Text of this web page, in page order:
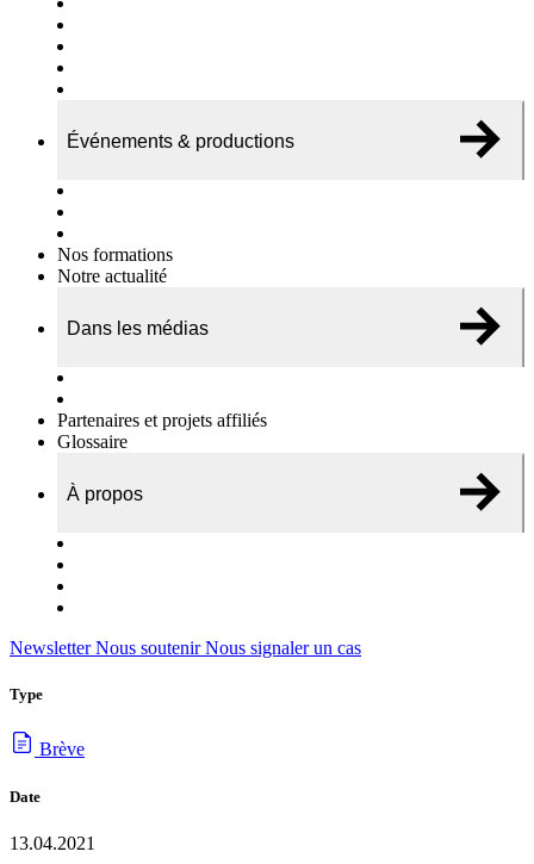
Événements & productions
Nos formations
Notre actualité
Dans les médias
Partenaires et projets affiliés
Glossaire
À propos
NewsletterNous soutenirNous signaler un cas
Type
Brève
Date
13.04.2021